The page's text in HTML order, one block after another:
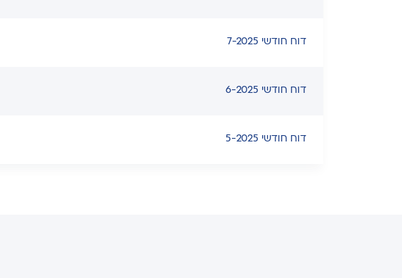
דוח חודשי 7-2025
דוח חודשי 6-2025
דוח חודשי 5-2025